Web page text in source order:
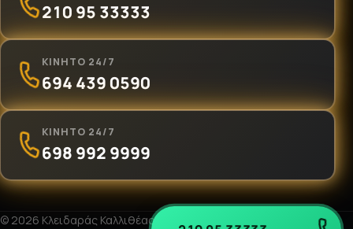
210 95 33333
ΚΙΝΗΤΌ 24/7
694 439 0590
ΚΙΝΗΤΌ 24/7
698 992 9999
© 2026 Κλειδαράς Καλλιθέας «Ο Νίκος». Με επιφύλαξη παντός